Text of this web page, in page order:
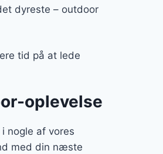
dyreste – outdoor
tid på at lede
oplevelse
nogle af vores
med din næste